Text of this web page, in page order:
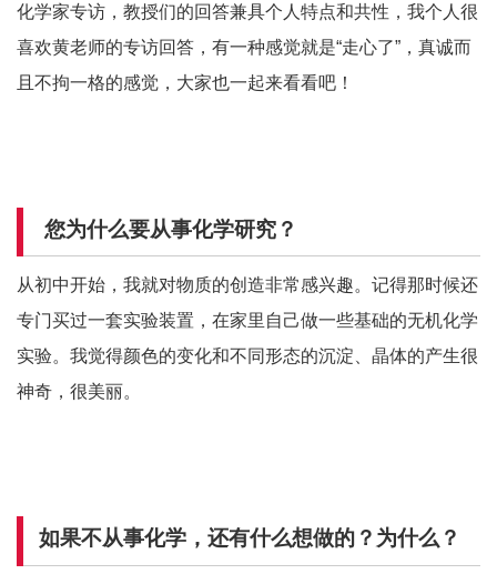
化学家专访，教授们的回答兼具个人特点和共性，我个人很
喜欢黄老师的专访回答，有一种感觉就是“走心了”，真诚而
且不拘一格的感觉，大家也一起来看看吧！
您为什么要从事化学研究？
从初中开始，我就对物质的创造非常感兴趣。记得那时候还
专门买过一套实验装置，在家里自己做一些基础的无机化学
实验。我觉得颜色的变化和不同形态的沉淀、晶体的产生很
神奇，很美丽。
如果不从事化学，还有什么想做的？为什么？